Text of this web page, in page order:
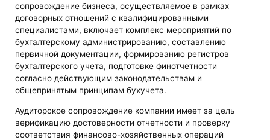
сопровождение бизнеса, осуществляемое в рамках
договорных отношений с квалифицированными
специалистами, включает комплекс мероприятий по
бухгалтерскому администрированию, составлению
первичной документации, формированию регистров
бухгалтерского учета, подготовке финотчетности
согласно действующим законодательствам и
общепринятым принципам бухучета.
Аудиторское сопровождение компании имеет за цель
верификацию достоверности отчетности и проверку
соответствия финансово-хозяйственных операций